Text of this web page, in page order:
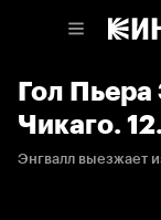
Гол Пьера
Чикаго.
Энгвалл выезжает